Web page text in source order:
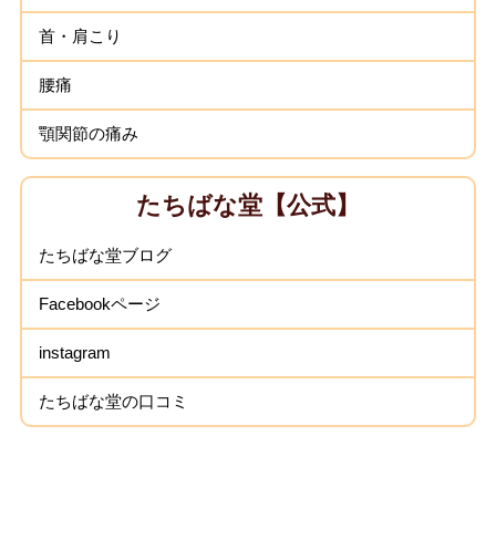
首・肩こり
腰痛
顎関節の痛み
たちばな堂【公式】
たちばな堂ブログ
Facebookページ
instagram
たちばな堂の口コミ